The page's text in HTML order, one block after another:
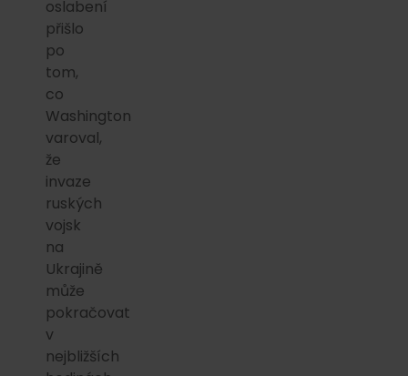
oslabení
přišlo
po
tom,
co
Washington
varoval,
že
invaze
ruských
vojsk
na
Ukrajině
může
pokračovat
v
nejbližších